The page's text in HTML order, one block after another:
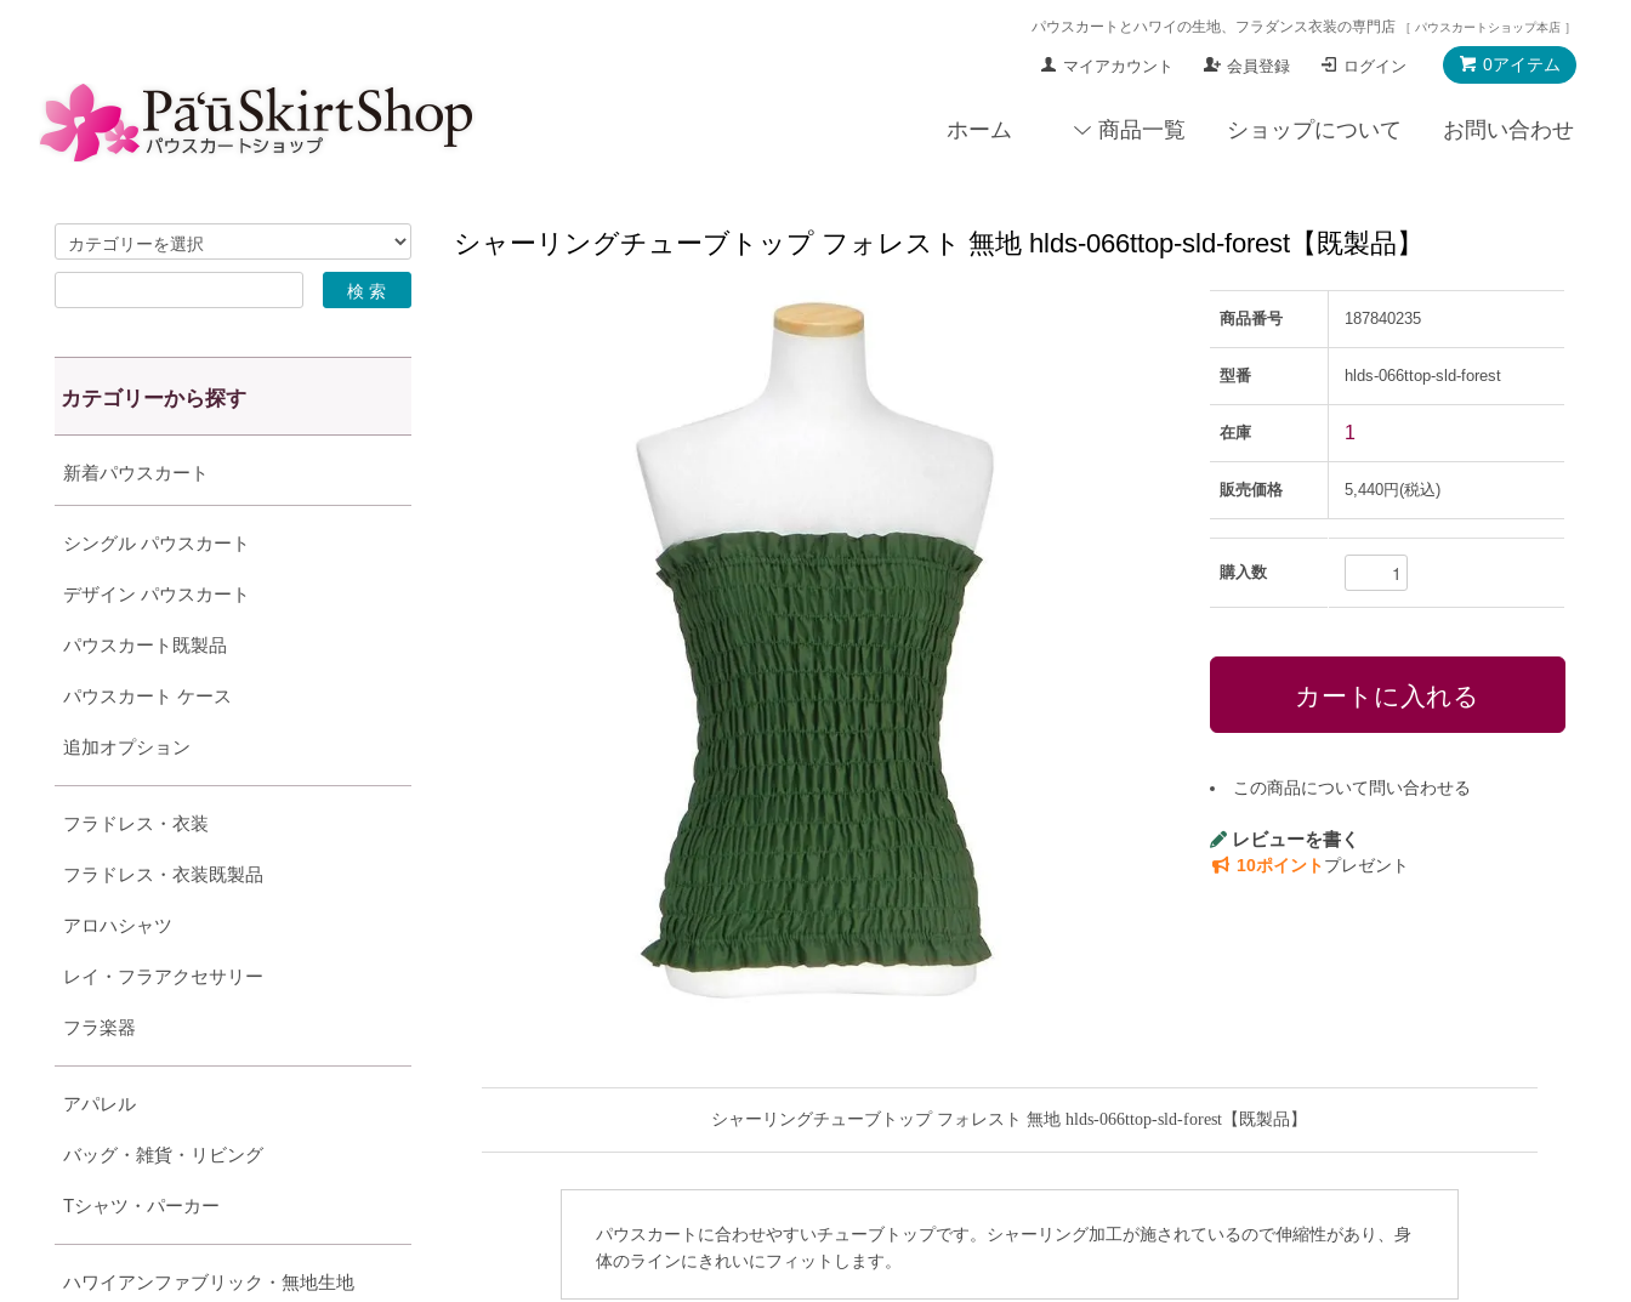
パウスカートとハワイの生地、フラダンス衣装の専門店 ［ パウスカートショップ本店 ］
0アイテム
マイアカウント 会員登録 ログイン
ホーム 商品一覧 ショップについて お問い合わせ
シャーリングチューブトップ フォレスト 無地 hlds-066ttop-sld-forest【既製品】
商品番号 187840235
型番 hlds-066ttop-sld-forest
在庫 1
販売価格 5,440円(税込)
購入数
この商品について問い合わせる
レビューを書く
10ポイントプレゼント
シャーリングチューブトップ フォレスト 無地 hlds-066ttop-sld-forest【既製品】
パウスカートに合わせやすいチューブトップです。シャーリング加工が施されているので伸縮性があり、身
体のラインにきれいにフィットします。
カテゴリーから探す
新着パウスカート
シングル パウスカート
デザイン パウスカート
パウスカート既製品
パウスカート ケース
追加オプション
フラドレス・衣装
フラドレス・衣装既製品
アロハシャツ
レイ・フラアクセサリー
フラ楽器
アパレル
バッグ・雑貨・リビング
Tシャツ・パーカー
ハワイアンファブリック・無地生地